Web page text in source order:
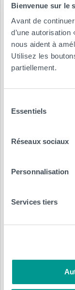
Bienvenue sur le
Avant de
d’une
nous aident à
Utilisez les
partiellement.
Essentiels
Réseaux sociaux
Personnalisation
Services tiers
Posté le :
9 novembre 2023